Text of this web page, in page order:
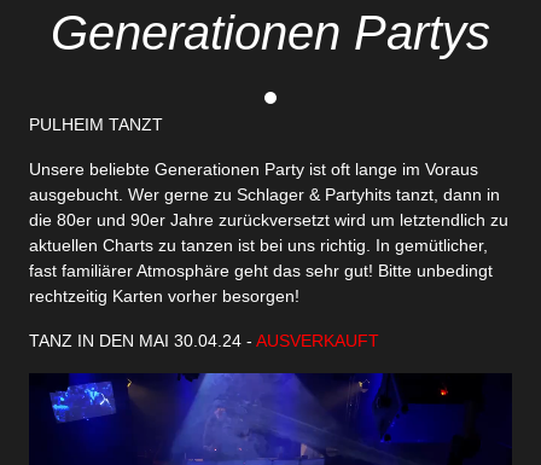
Generationen Partys
PULHEIM TANZT
Unsere beliebte Generationen Party ist oft lange im Voraus
ausgebucht. Wer gerne zu Schlager & Partyhits tanzt, dann in
die 80er und 90er Jahre zurückversetzt wird um letztendlich zu
aktuellen Charts zu tanzen ist bei uns richtig. In gemütlicher,
fast familiärer Atmosphäre geht das sehr gut! Bitte unbedingt
rechtzeitig Karten vorher besorgen!
TANZ IN DEN MAI 30.04.24 - AUSVERKAUFT
Video-
Player